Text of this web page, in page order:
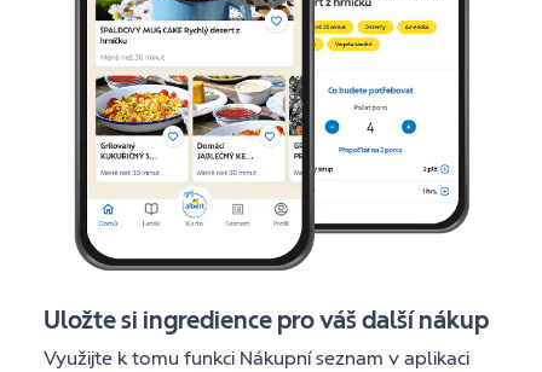
Uložte si ingredience pro váš další nákup
Využijte k tomu funkci Nákupní seznam v aplikaci